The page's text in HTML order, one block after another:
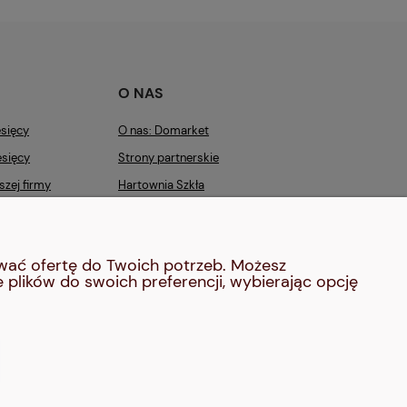
firmy
O NAS
O nas: Domarket
Strony partnerskie
Hartownia Szkła
Kontakt
ofertę do Twoich potrzeb. Możesz
do swoich preferencji, wybierając opcję